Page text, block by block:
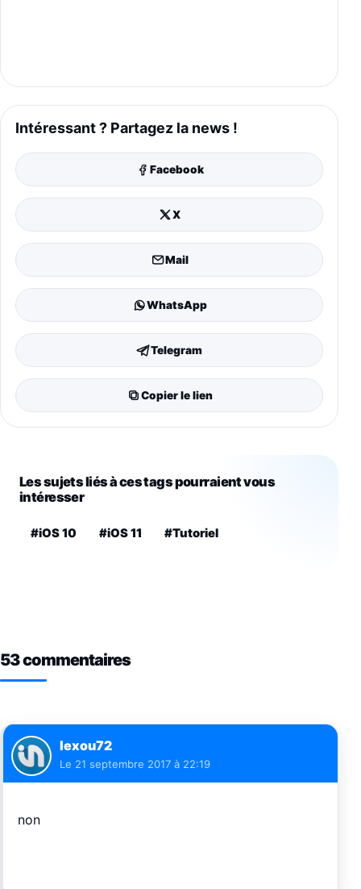
Intéressant ? Partagez la news !
Facebook
X
Mail
WhatsApp
Telegram
Copier le lien
Les sujets liés à ces tags pourraient vous
intéresser
#iOS 10 #iOS 11 #Tutoriel
53 commentaires
lexou72
Le 21 septembre 2017 à 22:19
non